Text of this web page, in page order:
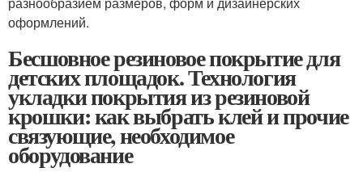
оформлений.
Бесшовное резиновое покрытие для
детских площадок. Технология
укладки покрытия из резиновой
крошки: как выбрать клей и прочие
связующие, необходимое
оборудование